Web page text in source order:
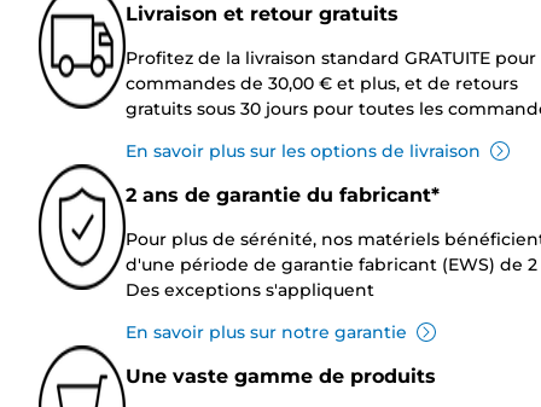
Livraison et retour gratuits
Profitez de la livraison standard GRATUITE pour
commandes de 30,00 € et plus, et de retours
gratuits sous 30 jours pour toutes les
En savoir plus sur les options de livraison
2 ans de garantie du fabricant*
Pour plus de sérénité, nos matériels
d'une période de garantie fabricant (EWS) de 2
Des exceptions s'appliquent
En savoir plus sur notre garantie
Une vaste gamme de produits